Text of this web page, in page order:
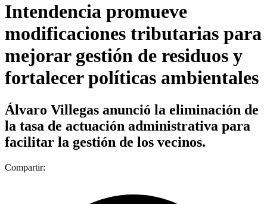
Intendencia promueve
modificaciones tributarias para
mejorar gestión de residuos y
fortalecer políticas ambientales
Álvaro Villegas anunció la eliminación de
la tasa de actuación administrativa para
facilitar la gestión de los vecinos.
Compartir: